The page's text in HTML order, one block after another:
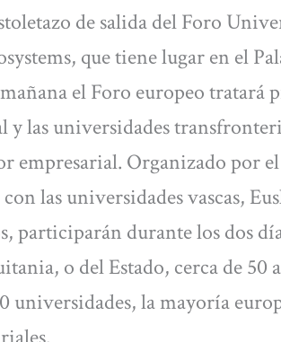
de salida del Foro
que tiene lugar en el
el Foro europeo tratará
las universidades
empresarial. Organizado por
las universidades vascas,
participarán durante los dos
o del Estado, cerca de 50
universidades, la mayoría